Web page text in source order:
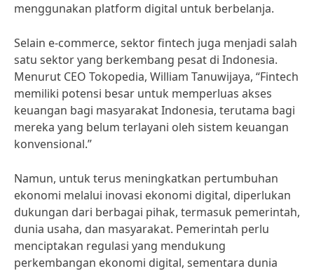
menggunakan platform digital untuk berbelanja.
Selain e-commerce, sektor fintech juga menjadi salah
satu sektor yang berkembang pesat di Indonesia.
Menurut CEO Tokopedia, William Tanuwijaya, “Fintech
memiliki potensi besar untuk memperluas akses
keuangan bagi masyarakat Indonesia, terutama bagi
mereka yang belum terlayani oleh sistem keuangan
konvensional.”
Namun, untuk terus meningkatkan pertumbuhan
ekonomi melalui inovasi ekonomi digital, diperlukan
dukungan dari berbagai pihak, termasuk pemerintah,
dunia usaha, dan masyarakat. Pemerintah perlu
menciptakan regulasi yang mendukung
perkembangan ekonomi digital, sementara dunia